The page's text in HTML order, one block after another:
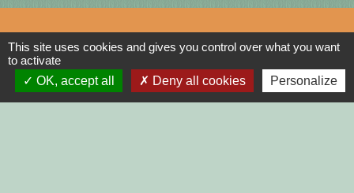
Liens
DINAN AGGLO
This site uses cookies and gives you control over what you want
to activate
OK, accept all
Deny all cookies Personalize